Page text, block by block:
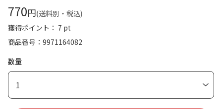
770円(送料別・税込)
獲得ポイント： 7 pt
商品番号
9971164082
数量
1